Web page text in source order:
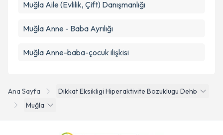
Ana Sayfa
Dikkat Eksikligi Hiperaktivite Bozuklugu Dehb
Muğla
Muğla Aile (Evlilik, Çift) Danışmanlığı
Muğla Anne - Baba Ayrılığı
Muğla Anne-baba-çocuk ilişkisi